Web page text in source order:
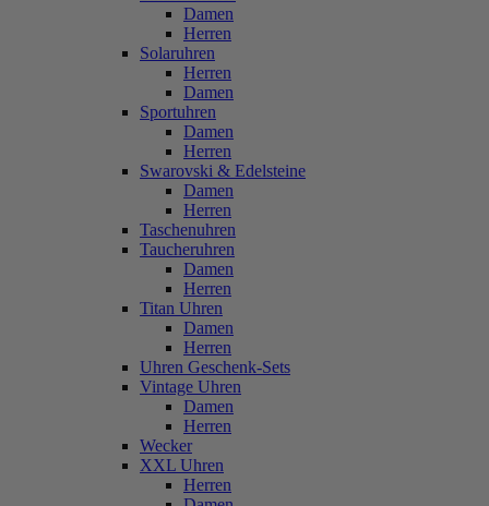
Damen
Herren
Solaruhren
Herren
Damen
Sportuhren
Damen
Herren
Swarovski & Edelsteine
Damen
Herren
Taschenuhren
Taucheruhren
Damen
Herren
Titan Uhren
Damen
Herren
Uhren Geschenk-Sets
Vintage Uhren
Damen
Herren
Wecker
XXL Uhren
Herren